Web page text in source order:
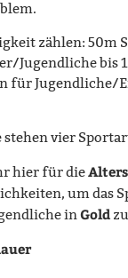
zählen: 50m
Jugendliche bis
für Jugendliche/
stehen vier
hier für die
um das
inGold